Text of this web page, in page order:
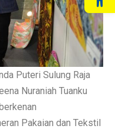
Puteri Sulung Raja
Nuraniah Tuanku
Pakaian dan Tekstil